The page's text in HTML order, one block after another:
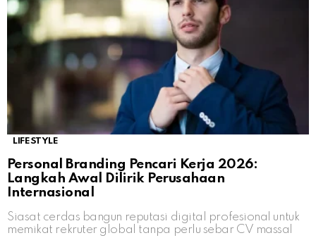
LIFESTYLE
Personal Branding Pencari Kerja 2026:
Langkah Awal Dilirik Perusahaan
Internasional
Siasat cerdas bangun reputasi digital profesional untuk
memikat rekruter global tanpa perlu sebar CV massal